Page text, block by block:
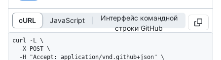
cURL JavaScript
Интерфейс командной
строки GitHub
curl -L \